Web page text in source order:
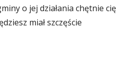
o jej działania chętnie cię
miał szczęście